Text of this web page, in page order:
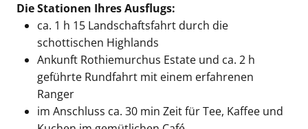
Die Stationen Ihres Ausflugs:
ca. 1 h 15 Landschaftsfahrt durch die
schottischen Highlands
Ankunft Rothiemurchus Estate und ca. 2 h
geführte Rundfahrt mit einem erfahrenen
Ranger
im Anschluss ca. 30 min Zeit für Tee, Kaffee und